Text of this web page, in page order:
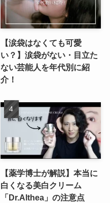
【涙袋はなくても可愛
い？】涙袋がない・目立た
ない芸能人を年代別に紹
介！
【薬学博士が解説】本当に
白くなる美白クリーム
「Dr.Althea」の注意点